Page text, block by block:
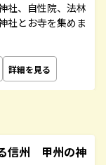
社、自性院、法林
社とお寺を集めま
詳細を見る
信州 甲州の神